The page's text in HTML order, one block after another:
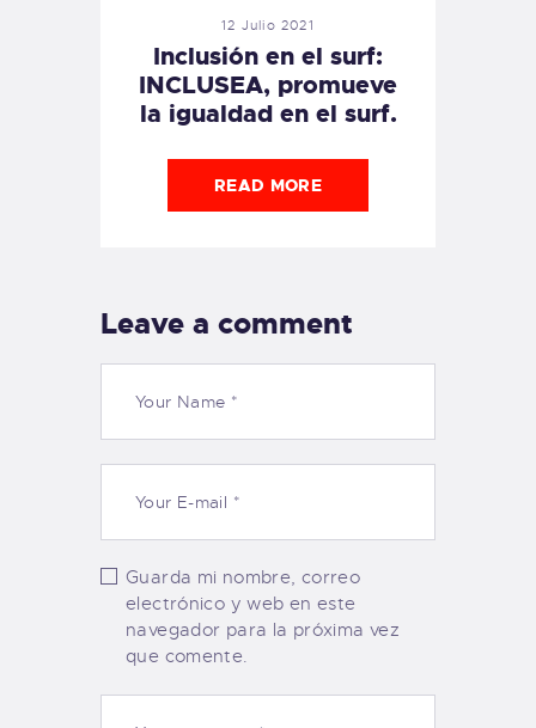
12 Julio 2021
Inclusión en el surf:
INCLUSEA, promueve
la igualdad en el surf.
READ MORE
Leave a comment
Guarda mi nombre, correo
electrónico y web en este
navegador para la próxima vez
que comente.